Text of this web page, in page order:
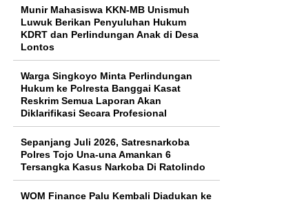
Munir Mahasiswa KKN-MB Unismuh
Luwuk Berikan Penyuluhan Hukum
KDRT dan Perlindungan Anak di Desa
Lontos
Warga Singkoyo Minta Perlindungan
Hukum ke Polresta Banggai Kasat
Reskrim Semua Laporan Akan
Diklarifikasi Secara Profesional
Sepanjang Juli 2026, Satresnarkoba
Polres Tojo Una-una Amankan 6
Tersangka Kasus Narkoba Di Ratolindo
WOM Finance Palu Kembali Diadukan ke